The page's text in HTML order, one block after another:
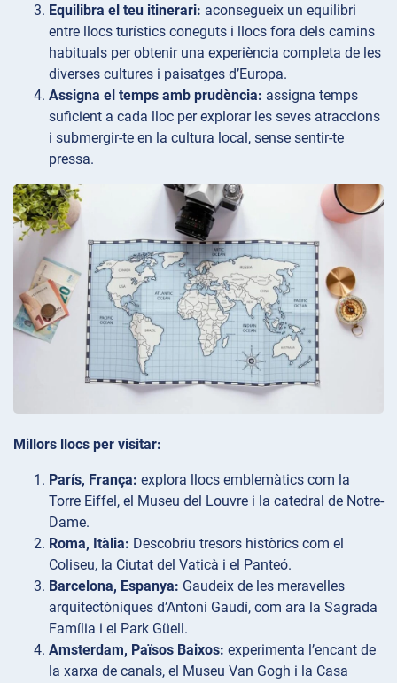
Equilibra el teu itinerari: aconsegueix un equilibri
entre llocs turístics coneguts i llocs fora dels camins
habituals per obtenir una experiència completa de les
diverses cultures i paisatges d’Europa.
Assigna el temps amb prudència: assigna temps
suficient a cada lloc per explorar les seves atraccions
i submergir-te en la cultura local, sense sentir-te
pressa.
Millors llocs per visitar:
París, França: explora llocs emblemàtics com la
Torre Eiffel, el Museu del Louvre i la catedral de Notre-
Dame.
Roma, Itàlia: Descobriu tresors històrics com el
Coliseu, la Ciutat del Vaticà i el Panteó.
Barcelona, Espanya: Gaudeix de les meravelles
arquitectòniques d’Antoni Gaudí, com ara la Sagrada
Família i el Park Güell.
Amsterdam, Països Baixos: experimenta l’encant de
la xarxa de canals, el Museu Van Gogh i la Casa